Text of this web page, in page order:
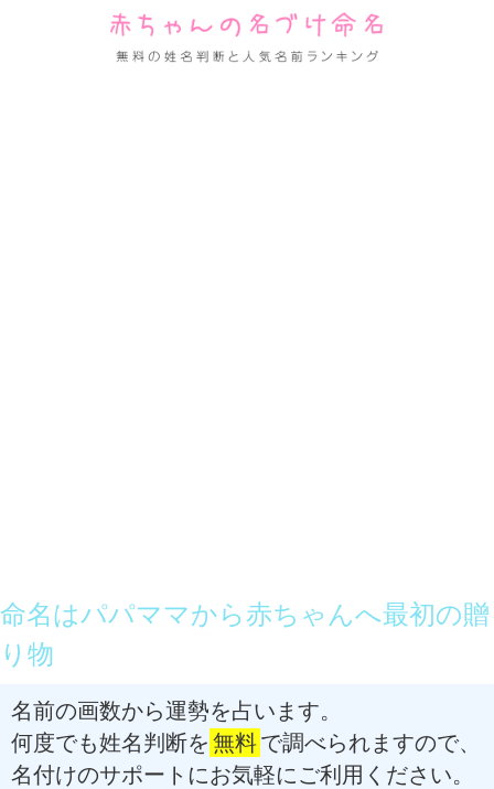
命名はパパママから赤ちゃんへ最初の贈
り物
名前の画数から運勢を占います。
何度でも姓名判断を 無料で調べられますので、
名付けのサポートにお気軽にご利用ください。